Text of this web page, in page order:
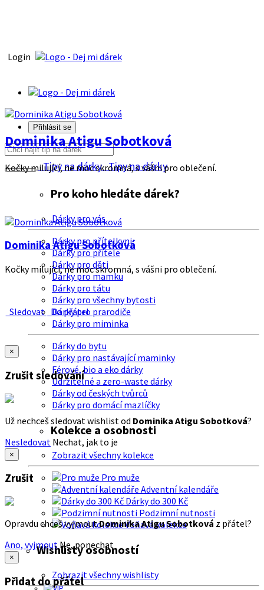
Login
Přihlásit se
Tipy na dárkyTipy na dárky
Pro koho hledáte dárek?
Dárky pro vás
Dárky pro přítelkyni
Dárky pro přítele
Dárky pro děti
Dárky pro mamku
Dárky pro tátu
Dárky pro všechny bytosti
Dárky pro prarodiče
Dárky pro miminka
Dárky do bytu
Dárky pro nastávající maminky
Férové, bio a eko dárky
Udržitelné a zero-waste dárky
Dárky od českých tvůrců
Dárky pro domácí mazlíčky
Kolekce a osobnosti
Zobrazit všechny kolekce
Pro muže
Adventní kalendáře
Dárky do 300 Kč
Podzimní nutnosti
Voňavá kolekce
Wishlisty osobností
Zobrazit všechny wishlisty
Dominika Atigu Sobotková
Kočky milující, ne moc skromná, s vášni pro oblečení.
Dominika Atigu Sobotková
Kočky milující, ne moc skromná, s vášni pro oblečení.
Sledovat Do přátel
×
Zrušit sledování
Už nechceš sledovat wishlist od Dominika Atigu Sobotková?
Nesledovat Nechat, jak to je
×
Zrušit
Opravdu chceš vyjmoutDominika Atigu Sobotková z přátel?
Ano, vyjmout Ne, ponechat
×
Přidat do přátel